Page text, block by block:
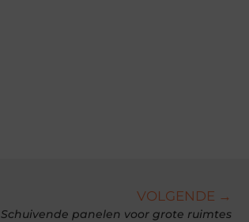
VOLGENDE →
Schuivende panelen voor grote ruimtes